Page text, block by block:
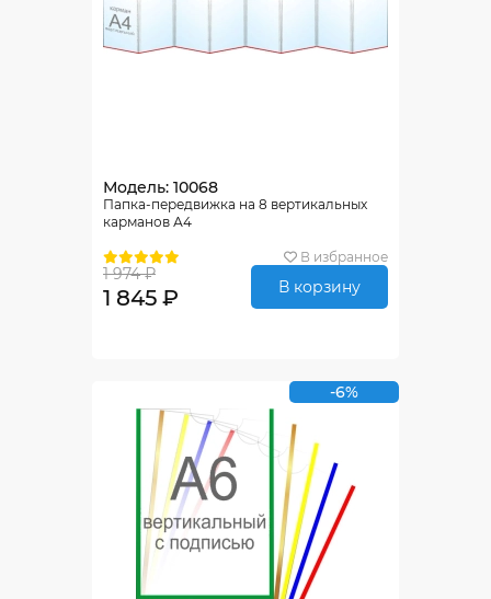
Модель: 10068
Папка-передвижка на 8 вертикальных
карманов А4
В избранное
1 974 ₽
1 845 ₽ В корзину
-6%